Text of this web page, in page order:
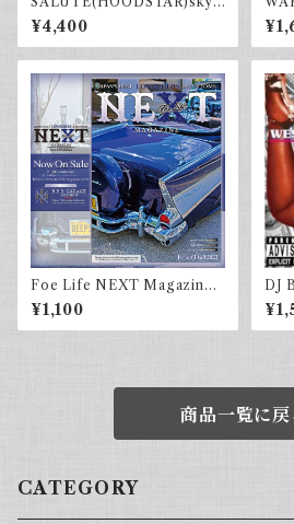
×navy
¥4,400
Foe Life NEXT Magazine I
ssue #3 Fall 2022
¥1,100
DJ
商品一覧に戻
CATEGORY